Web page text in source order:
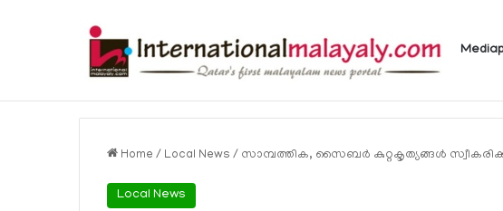
Breaking News ഭക്ഷ്യ വിഷബാധ സംബന്ധിച്ച കേസുകള്‍ 24
Home / Local News / സാമ്പത്തിക, സൈബര്‍ കുറ്റകൃത്യങ്ങള്‍
Local News